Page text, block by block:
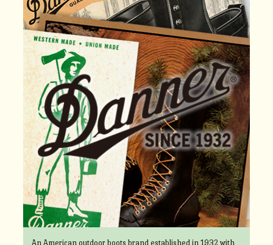
An American outdoor boots brand established in 1932 with